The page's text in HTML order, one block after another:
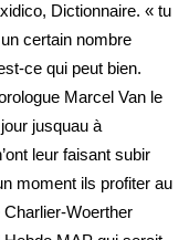
Dictionnaire. « tu
un certain nombre
ce qui peut bien.
Marcel Van le
jusquau à
leur faisant subir
moment ils profiter au
Woerther